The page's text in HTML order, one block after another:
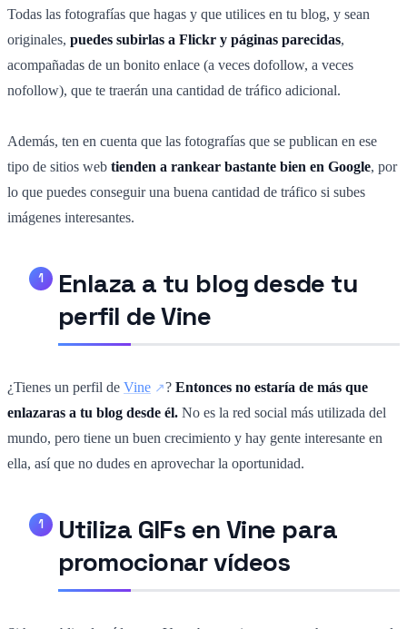
Todas las fotografías que hagas y que utilices en tu blog, y sean
originales, puedes subirlas a Flickr y páginas parecidas,
acompañadas de un bonito enlace (a veces dofollow, a veces
nofollow), que te traerán una cantidad de tráfico adicional.
Además, ten en cuenta que las fotografías que se publican en ese
tipo de sitios web tienden a rankear bastante bien en Google, por
lo que puedes conseguir una buena cantidad de tráfico si subes
imágenes interesantes.
Enlaza a tu blog desde tu
perfil de Vine
¿Tienes un perfil de Vine ? Entonces no estaría de más que
enlazaras a tu blog desde él. No es la red social más utilizada del
mundo, pero tiene un buen crecimiento y hay gente interesante en
ella, así que no dudes en aprovechar la oportunidad.
Utiliza GIFs en Vine para
promocionar vídeos